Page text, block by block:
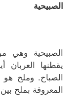
الصبيحية
الصبيحية وهي
يقطنها
الصباح. وملح
المعروفة بملح